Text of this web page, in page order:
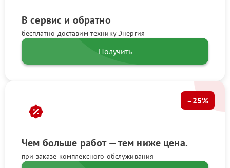
В сервис и обратно
бесплатно доставим технику Энергия
Получить
Чем больше работ — тем ниже цена.
при заказе комплексного обслуживания
–25%